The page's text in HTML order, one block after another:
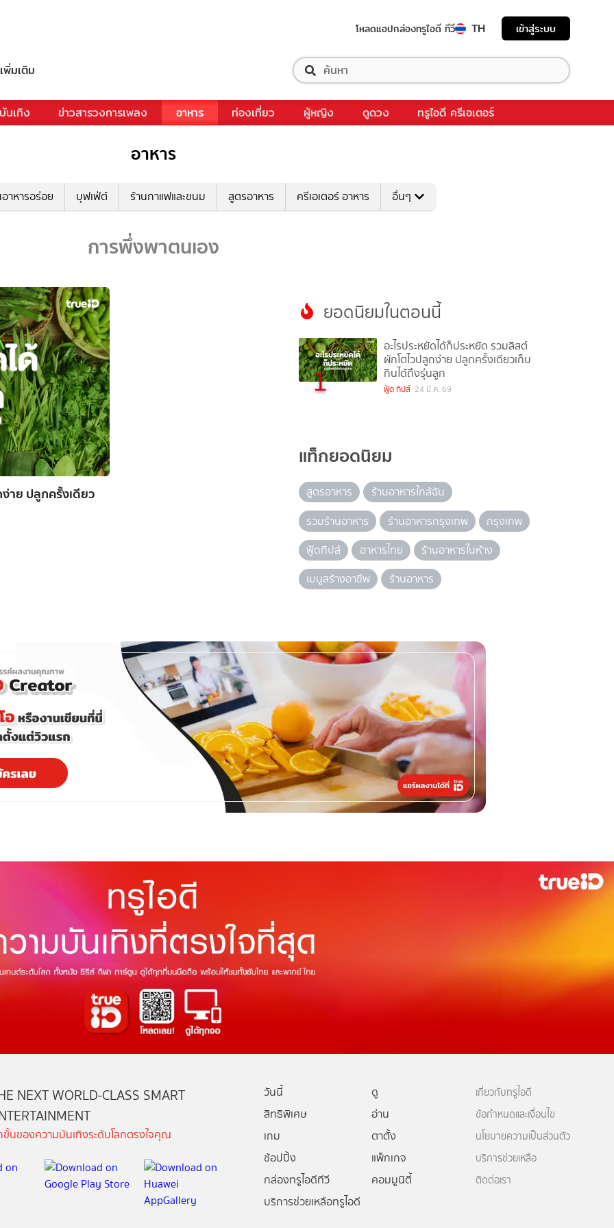
โหลดแอปกล่องทรูไอดี ทีวี TH เข้าสู่ระบบ
เพิ่มเติม
นเทิง ข่าวสารวงการเพลง อาหาร ท่องเที่ยว ผู้หญิง ดูดวง ทรูไอดี ครีเอเตอร์
อาหาร
าหารอร่อย บุฟเฟ่ต์ ร้านกาแฟและขนม สูตรอาหาร ครีเอเตอร์ อาหาร อื่นๆ
การพึ่งพาตนเอง
าย ปลูกครั้งเดียว
ยอดนิยมในตอนนี้
1
อะไรประหยัดได้ก็ประหยัด รวมลิสต์
ผักโตไวปลูกง่าย ปลูกครั้งเดียวเก็บ
กินได้ถึงรุ่นลูก
ฟู้ด ทิปส์ 24 มี.ค. 69
แท็กยอดนิยม
สูตรอาหาร
ร้านอาหารใกล้ฉัน
รวมร้านอาหาร
ร้านอาหารกรุงเทพ
กรุงเทพ
ฟู้ดทิปส์
อาหารไทย
ร้านอาหารในห้าง
เมนูสร้างอาชีพ
ร้านอาหาร
NEXT WORLD-CLASS SMART
นของความบันเทิงระดับโลกตรงใจคุณ
วันนี้
ดู
สิทธิพิเศษ
อ่าน
เกม
ตาตั้ง
ช้อปปิ้ง
แพ็กเกจ
กล่องทรูไอดีทีวี
คอมมูนิตี้
บริการช่วยเหลือทรูไอดี
เกี่ยวกับทรูไอดี
ข้อกำหนดและเงื่อนไข
นโยบายความเป็นส่วนตัว
บริการช่วยเหลือ
ติดต่อเรา